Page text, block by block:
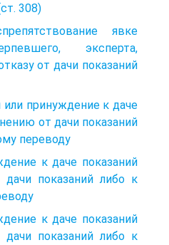
308)
явке
эксперта,
от дачи показаний
или принуждение к даче
от дачи показаний
переводу
к даче показаний
показаний либо к
к даче показаний
показаний либо к